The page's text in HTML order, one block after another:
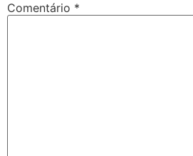
Comentário *